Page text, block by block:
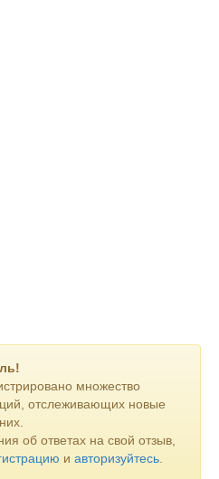
множество
отслеживающих новые
об ответах на свой отзыв,
и авторизуйтесь